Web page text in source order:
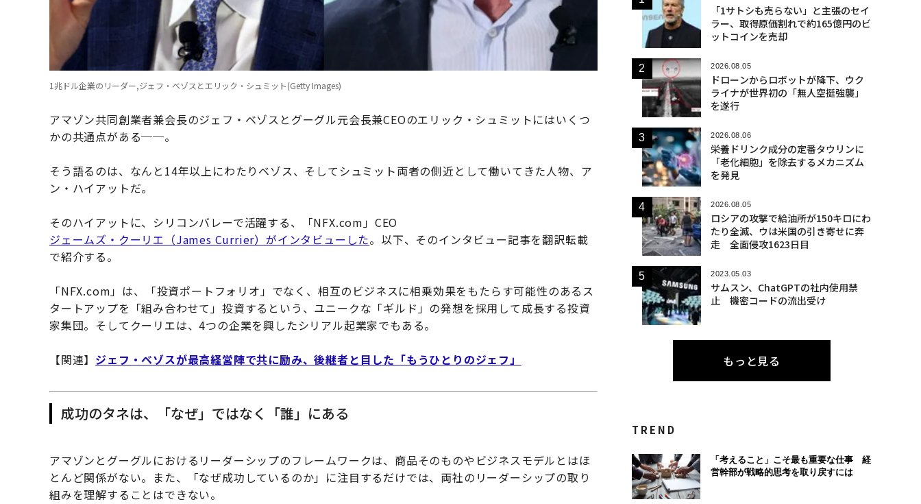
1兆ドル企業のリーダー,ジェフ・ベゾスとエリック・シュミット(Getty Images)
アマゾン共同創業者兼会長のジェフ・ベゾスとグーグル元会長兼CEOのエリック・シュミットにはいくつ
かの共通点がある──。
そう語るのは、なんと14年以上にわたりベゾス、そしてシュミット両者の側近として働いてきた人物、ア
ン・ハイアットだ。
そのハイアットに、シリコンバレーで活躍する、「NFX.com」CEO
ジェームズ・クーリエ（James Currier）がインタビューした。以下、そのインタビュー記事を翻訳転載
で紹介する。
「NFX.com」は、「投資ポートフォリオ」でなく、相互のビジネスに相乗効果をもたらす可能性のあるス
タートアップを「組み合わせて」投資するという、ユニークな「ギルド」の発想を採用して成長する投資
家集団。そしてクーリエは、4つの企業を興したシリアル起業家でもある。
【関連】 ジェフ・ベゾスが最高経営陣で共に励み、後継者と目した「もうひとりのジェフ」
成功のタネは、「なぜ」ではなく「誰」にある
アマゾンとグーグルにおけるリーダーシップのフレームワークは、商品そのものやビジネスモデルとはほ
とんど関係がない。また、「なぜ成功しているのか」に注目するだけでは、両社のリーダーシップの取り
組みを理解することはできない。
「1サトシも売らない」と主張のセイ
ラー、取得原価割れで約165億円のビ
ットコインを売却
2026.08.05
ドローンからロボットが降下、ウク
ライナが世界初の「無人空挺強襲」
を遂行
2026.08.06
栄養ドリンク成分の定番タウリンに
「老化細胞」を除去するメカニズム
を発見
2026.08.05
ロシアの攻撃で給油所が150キロにわ
たり全滅、ウは米国の引き寄せに奔
走 全面侵攻1623日目
2023.05.03
サムスン、ChatGPTの社内使用禁
止 機密コードの流出受け
もっと見る
TREND
「考えること」こそ最も重要な仕事 経
営幹部が戦略的思考を取り戻すには